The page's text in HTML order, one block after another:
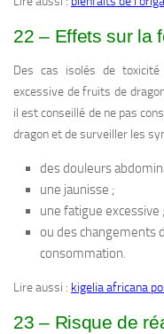
22 – Effets sur la
Des cas isolés de
excessive de fruits de
il est conseillé de ne pas
dragon et de surveiller les
des douleurs
une jaunisse ;
une fatigue excessive ;
ou des changements
consommation.
Lire aussi : kigelia africana
23 – Risque de